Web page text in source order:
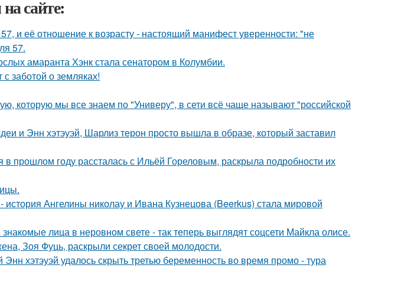
сайте:
и её отношение к возрасту - настоящий манифест уверенности: "не
57.
амаранта Хэнк стала сенатором в Колумбии.
заботой о земляках!
которую мы все знаем по "Универу", в сети всё чаще называют "российской
и Энн хэтэуэй, Шарлиз терон просто вышла в образе, который заставил
в прошлом году рассталась с Ильёй Гореловым, раскрыла подробности их
история Ангелины николау и Ивана Кузнецова (Beerkus) стала мировой
лица в неровном свете - так теперь выглядят соцсети Майкла олисе.
Зоя Фуць, раскрыли секрет своей молодости.
хэтэуэй удалось скрыть третью беременность во время промо - тура